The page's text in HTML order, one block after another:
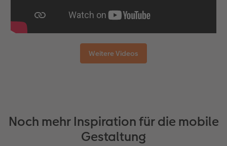
Weitere Videos
Noch mehr Inspiration für die mobile
Gestaltung